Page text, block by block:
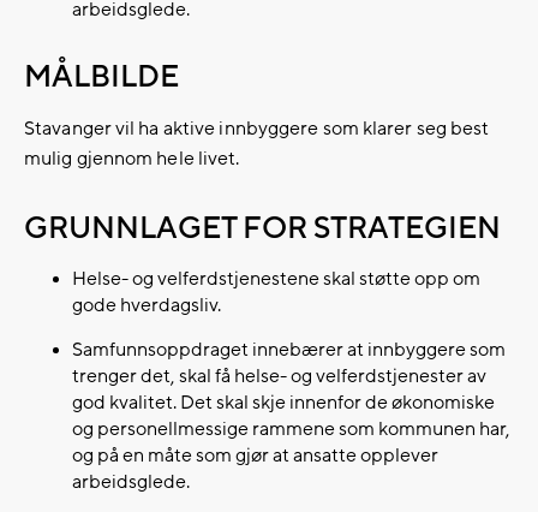
arbeidsglede.
MÅLBILDE
Stavanger vil ha aktive innbyggere som klarer seg best
mulig gjennom hele livet.
GRUNNLAGET FOR STRATEGIEN
Helse- og velferdstjenestene skal støtte opp om
gode hverdagsliv.
Samfunnsoppdraget innebærer at innbyggere som
trenger det, skal få helse- og velferdstjenester av
god kvalitet. Det skal skje innenfor de økonomiske
og personellmessige rammene som kommunen har,
og på en måte som gjør at ansatte opplever
arbeidsglede.